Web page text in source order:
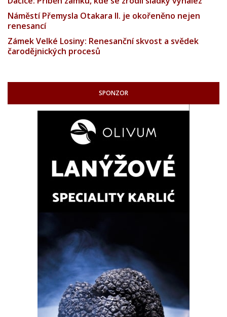
Náměstí Přemysla Otakara II. je okořeněno nejen
renesancí
Zámek Velké Losiny: Renesanční skvost a svědek
čarodějnických procesů
SPONZOR